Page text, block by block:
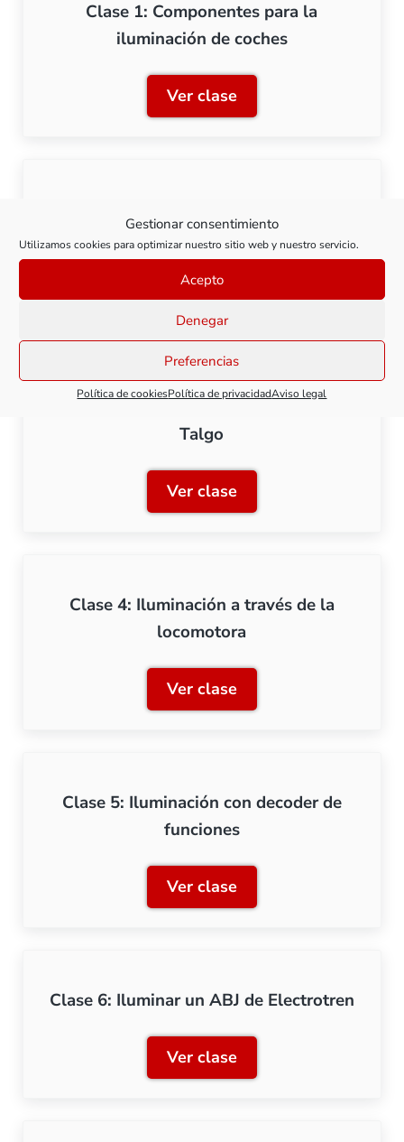
Gestionar consentimiento
Utilizamos cookies para optimizar nuestro sitio web y nuestro servicio.
Acepto
Denegar
Preferencias
Política de cookiesPolítica de privacidadAviso legal
Clase 1: Componentes para la
iluminación de coches
Ver claseClase 1: Componentes
bogies
Ver claseClase 2: Iluminación de
Clase 3: Iluminación de una composición
Talgo
Ver claseClase 3: Iluminación de
Clase 4: Iluminación a través de la
locomotora
Ver claseClase 4: Iluminación a
Clase 5: Iluminación con decoder de
funciones
Ver claseClase 5: Iluminación con
Clase 6: Iluminar un ABJ de Electrotren
Ver claseClase 6: Iluminar un ABJ